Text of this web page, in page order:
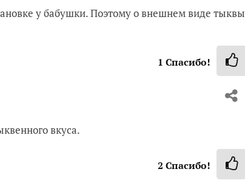
у бабушки. Поэтому о внешнем виде тыквы
1 Спасибо!
вкуса.
2 Спасибо!